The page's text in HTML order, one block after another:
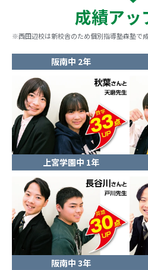
成績アッ
※西田辺校は新校舎のため個別指導塾森塾で
阪南中 2年
上宮学園中 1年
阪南中 3年